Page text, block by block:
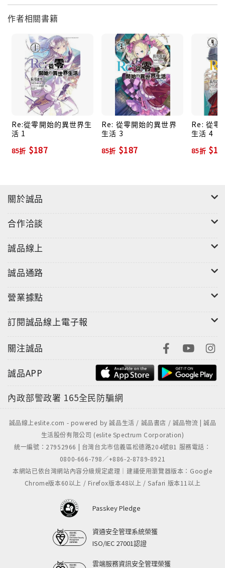
作者相關書籍
Re:從零開始的異世界生
活 1
85折 $187
Re: 從零開始的異世界
生活 3
85折 $187
Re: 從零
生活 4
85折
關於誠品
合作洽談
誠品線上
誠品通路
營業據點
訂閱誠品線上電子報
關注誠品
誠品APP
內政部警政署 165全民防騙網
誠品線上eslite.com - powered by 誠品生活 / 誠品書店 / 誠品物流 | 誠品
生活股份有限公司 (eslite Spectrum Corporation)
統一編號：27952966 | 台灣台北市信義區松德路204號B1 服務電話：
0800-666-798／+886-2-8789-8921
本網站已依台灣網站內容分級規定處理｜建議使用瀏覽器版本：Google
Chrome版本60以上 / Firefox版本48以上 / Safari 版本11以上
Passkey Pledge
資通安全管理系統榮獲
ISO/IEC 27001認證
雲端服務資訊安全管理榮獲